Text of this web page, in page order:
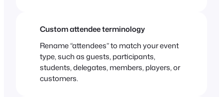
Custom attendee terminology
Rename “attendees” to match your event
type, such as guests, participants,
students, delegates, members, players, or
customers.